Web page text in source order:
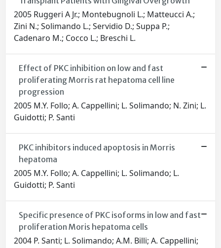
2005 Ruggeri A Jr.; Montebugnoli L.; Matteucci A.;
Zini N.; Solimando L.; Servidio D.; Suppa P.;
Cadenaro M.; Cocco L.; Breschi L.
Effect of PKC inhibition on low and fast
proliferating Morris rat hepatoma cell line
progression
2005 M.Y. Follo; A. Cappellini; L. Solimando; N. Zini; L.
Guidotti; P. Santi
PKC inhibitors induced apoptosis in Morris
hepatoma
2005 M.Y. Follo; A. Cappellini; L. Solimando; L.
Guidotti; P. Santi
Specific presence of PKC isoforms in low and fast
proliferation Moris hepatoma cells
2004 P. Santi; L. Solimando; A.M. Billi; A. Cappellini;